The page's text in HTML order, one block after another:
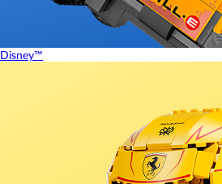
Disney™